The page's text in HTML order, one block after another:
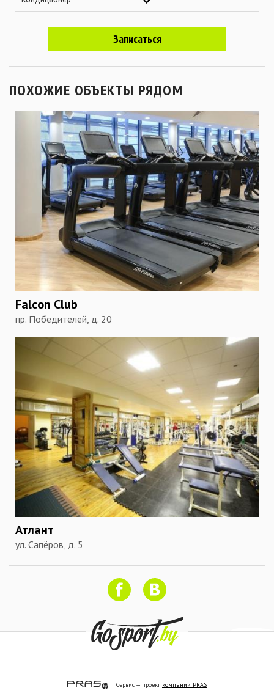
Записаться
ПОХОЖИЕ ОБЪЕКТЫ РЯДОМ
Falcon Club
пр. Победителей, д. 20
Атлант
ул. Сапёров, д. 5
Сервис — проект компании PRAS